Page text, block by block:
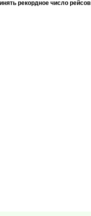
рекордное число рейсов